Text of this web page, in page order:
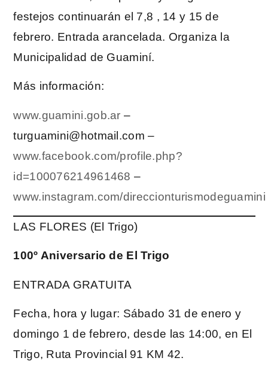
festejos continuarán el 7,8 , 14 y 15 de
febrero. Entrada arancelada. Organiza la
Municipalidad de Guaminí.
Más información:
www.guamini.gob.ar –
turguamini@hotmail.com –
www.facebook.com/profile.php?
id=100076214961468 –
www.instagram.com/direccionturismodeguamini
LAS FLORES (El Trigo)
100º Aniversario de El Trigo
ENTRADA GRATUITA
Fecha, hora y lugar: Sábado 31 de enero y
domingo 1 de febrero, desde las 14:00, en El
Trigo, Ruta Provincial 91 KM 42.